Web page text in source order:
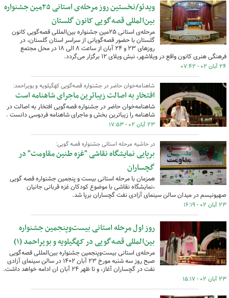
ویدئو/نخستین روز مرحله‌ی استانی ۲۵مین جشنواره
بین‌المللی قصه‌گویی کانون گلستان
مرحله‌ی استانی ۲۵مین جشنواره بین‌المللی قصه‌گویی کانون
گلستان با حضور قصه‌گویانی از سراسر استان گلستان، در
روزهای ۲۳ و ۲۴ آبان از ساعت ۸ الی ۱۸ در محل مجتمع
فرهنگی هنری کانون واقع در ویلاشهر، نبش ویلای ۱۲ برگزار می‌گردد.
۲۴ آبان ۰۲ - ۰۷:۴۲
شاهنامه‌خوان حاضر در جشنواره قصه‌گویی کهگیلویه و بویراحمد:
افتخار به اصالت زیباترین ماجرای شاهنامه است
شاهنامه‌خوان حاضر در جشنواره قصه‌گویی افتخار به اصالت در
شاهنامه را زیباترین بخش و ماجرای شاهنامه فردوسی دانست .
۲۳ آبان ۰۲ - ۱۷:۵۳
در حاشیه مرحله استانی جشنواره قصه گویی:
برپایی نمایشگاه نقاشی "غزه طنین مقاومت" در
گچساران
همزمان با مرحله استانی بیست و پنجمین جشنواره قصه گویی
،نمایشگاه نقاشی با موضوع کودکان غزه قربانی جانیان
صهیونیسم در میدان سالن سینمای آزادی نفت گچساران برپا شد.
۲۳ آبان ۰۲ - ۱۶:۱۹
روز اول مرحله استانی بیست‌وپنجمین جشنواره
بین‌المللی قصه‌گویی در کهگیلویه و بویراحمد (۱)
مرحله‌ی استانی بیست‌وپنجمین جشنواره بین‌المللی قصه‌گویی
صبح روز سه شنبه مورخ ۲۳ آبان ۱۴۰۲ در سالن سینمای آزادی
نفت در گچساران آغاز، و تا ظهر ۲۴ آبان ان ادامه خواهد داشت.
۲۳ آبان ۰۲ - ۱۵:۱۷